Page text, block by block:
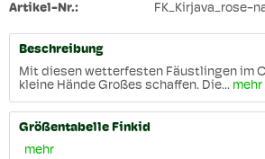
Artikel-Nr.: FK_Kirjava_rose-
Beschreibung
Mit diesen wetterfesten Fäustlingen im
kleine Hände Großes schaffen. Die... mehr
Größentabelle Finkid
mehr